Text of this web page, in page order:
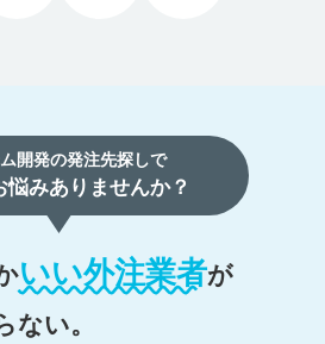
開発の発注先探しで
悩みありませんか？
いい外注業者が
ない。